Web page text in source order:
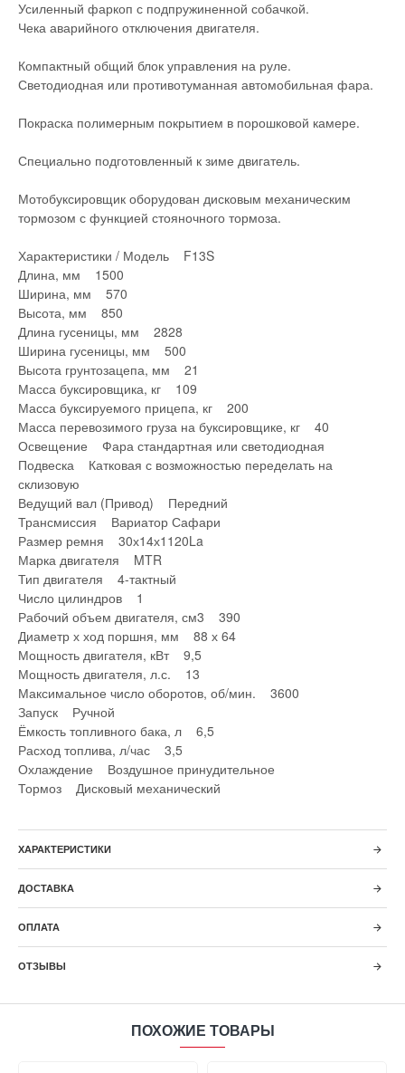
Усиленный фаркоп с подпружиненной собачкой.
Чека аварийного отключения двигателя.
Компактный общий блок управления на руле.
Светодиодная или противотуманная автомобильная фара.
Покраска полимерным покрытием в порошковой камере.
Специально подготовленный к зиме двигатель.
Мотобуксировщик оборудован дисковым механическим
тормозом с функцией стояночного тормоза.
Характеристики / Модель F13S
Длина, мм 1500
Ширина, мм 570
Высота, мм 850
Длина гусеницы, мм 2828
Ширина гусеницы, мм 500
Высота грунтозацепа, мм 21
Масса буксировщика, кг 109
Масса буксируемого прицепа, кг 200
Масса перевозимого груза на буксировщике, кг 40
Освещение Фара стандартная или светодиодная
Подвеска Катковая с возможностью переделать на
склизовую
Ведущий вал (Привод) Передний
Трансмиссия Вариатор Сафари
Размер ремня 30х14х1120La
Марка двигателя MTR
Тип двигателя 4-тактный
Число цилиндров 1
Рабочий объем двигателя, см3 390
Диаметр х ход поршня, мм 88 х 64
Мощность двигателя, кВт 9,5
Мощность двигателя, л.с. 13
Максимальное число оборотов, об/мин. 3600
Запуск Ручной
Ёмкость топливного бака, л 6,5
Расход топлива, л/час 3,5
Охлаждение Воздушное принудительное
Тормоз Дисковый механический
ХАРАКТЕРИСТИКИ
ДОСТАВКА
ОПЛАТА
ОТЗЫВЫ
ПОХОЖИЕ ТОВАРЫ